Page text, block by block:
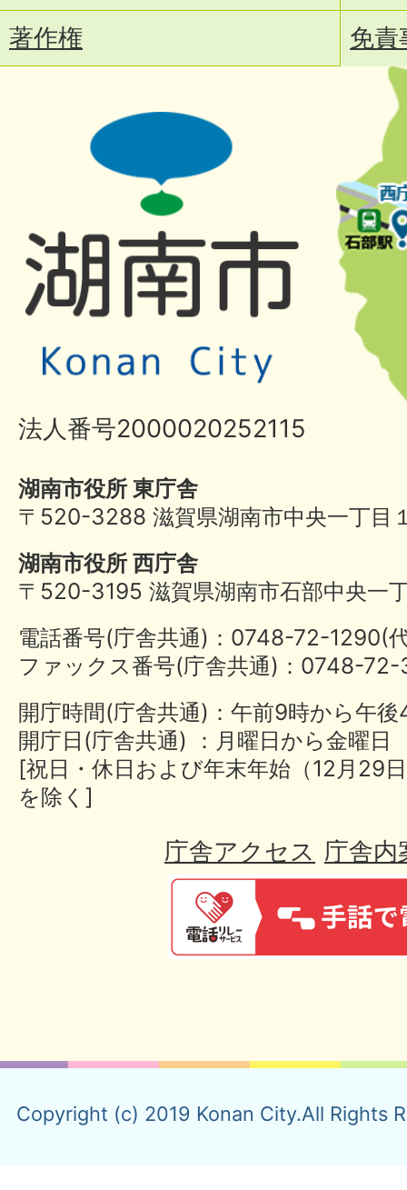
著作権
免責
法人番号2000020252115
湖南市役所 東庁舎
〒520-3288 滋賀県湖南市中央一丁目
湖南市役所 西庁舎
〒520-3195 滋賀県湖南市石部中央一
電話番号(庁舎共通)：0748-72-
ファックス番号(庁舎共通)：0748-
開庁時間(庁舎共通)：午前9時から午
開庁日(庁舎共通) ：月曜日から金曜日
[祝日・休日および年末年始（12月29
を除く]
庁舎アクセス 庁舎内
Copyright (c) 2019 Konan City.All Rights